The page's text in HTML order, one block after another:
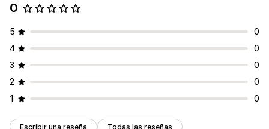
0
5
0
4
0
3
0
2
0
1
0
Escribir una reseña Todas las reseñas